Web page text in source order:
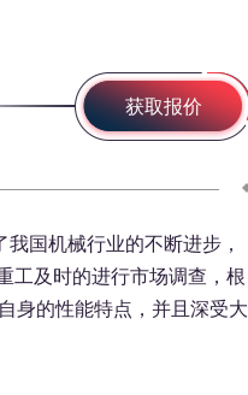
获取报价
国机械行业的不断进步，
工及时的进行市场调查，根
身的性能特点，并且深受大